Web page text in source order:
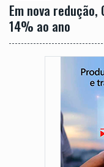
Em nova
14% ao ano